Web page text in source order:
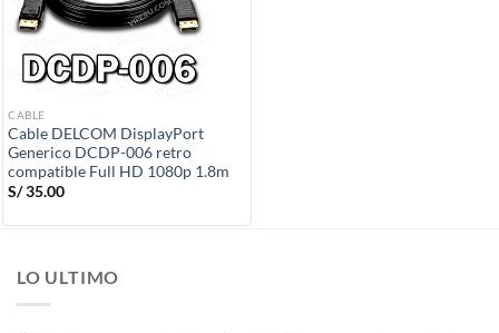
CABLE
Cable DELCOM DisplayPort
Generico DCDP-006 retro
compatible Full HD 1080p 1.8m
S/35.00
LO ULTIMO